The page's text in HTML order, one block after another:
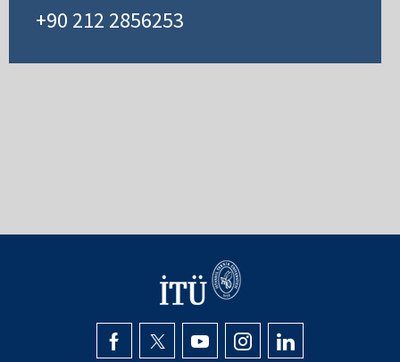
+90 212 2856253